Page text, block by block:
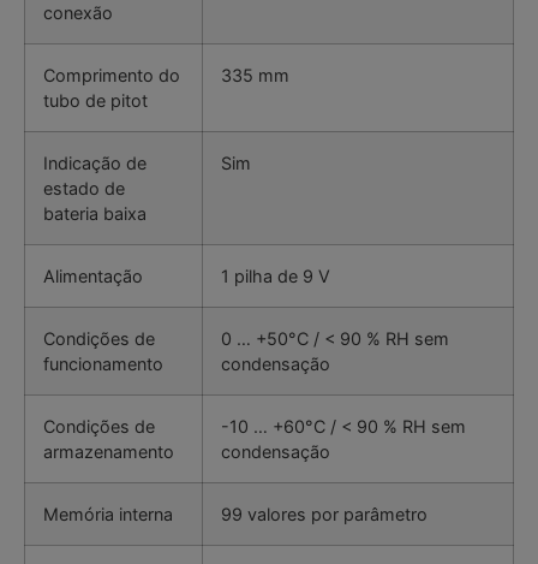
conexão
Comprimento do
tubo de pitot
335 mm
Indicação de
estado de
bateria baixa
Sim
Alimentação 1 pilha de 9 V
Condições de
funcionamento
0 … +50°C / < 90 % RH sem
condensação
Condições de
armazenamento
-10 … +60°C / < 90 % RH sem
condensação
Memória interna 99 valores por parâmetro